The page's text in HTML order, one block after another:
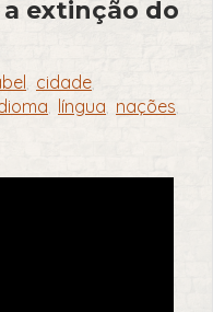
extinção do
, cidade,
, língua, nações,